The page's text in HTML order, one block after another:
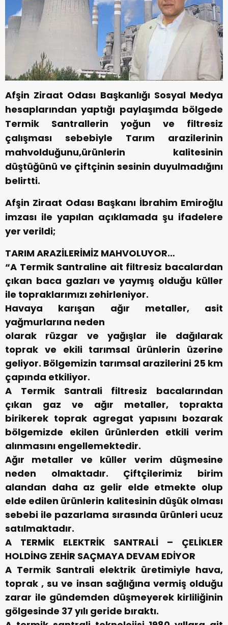
Afşin Ziraat Odası Başkanlığı Sosyal Medya
hesaplarından yaptığı paylaşımda bölgede
Termik Santrallerin yoğun ve filtresiz
çalışması sebebiyle Tarım arazilerinin
mahvolduğunu,ürünlerin kalitesinin
düştüğünü ve çiftçinin sesinin duyulmadığını
belirtti.
Afşin Ziraat Odası Başkanı İbrahim Emiroğlu
imzası ile yapılan açıklamada şu ifadelere
yer verildi;
TARIM ARAZİLERİMİZ MAHVOLUYOR…
“A Termik Santraline ait filtresiz bacalardan
çıkan baca gazları ve yaymış olduğu küller
ile topraklarımızı zehirleniyor.
Havaya karışan ağır metaller, asit
yağmurlarına neden
olarak rüzgar ve yağışlar ile dağılarak
toprak ve ekili tarımsal ürünlerin üzerine
geliyor. Bölgemizin tarımsal arazilerini 25 km
çapında etkiliyor.
A Termik Santrali filtresiz bacalarından
çıkan gaz ve ağır metaller, toprakta
birikerek toprak agregat yapısını bozarak
bölgemizde ekilen ürünlerden etkili verim
alınmasını engellemektedir.
Ağır metaller ve küller verim düşmesine
neden olmaktadır. Çiftçilerimiz birim
alandan daha az gelir elde etmekte olup
elde edilen ürünlerin kalitesinin düşük olması
sebebi ile pazarlama sırasında ürünleri ucuz
satılmaktadır.
A TERMİK ELEKTRİK SANTRALİ – ÇELİKLER
HOLDİNG ZEHİR SAÇMAYA DEVAM EDİYOR
A Termik Santrali elektrik üretimiyle hava,
toprak , su ve insan sağlığına vermiş olduğu
zarar ile gündemden düşmeyerek kirliliğinin
gölgesinde 37 yılı geride bıraktı.